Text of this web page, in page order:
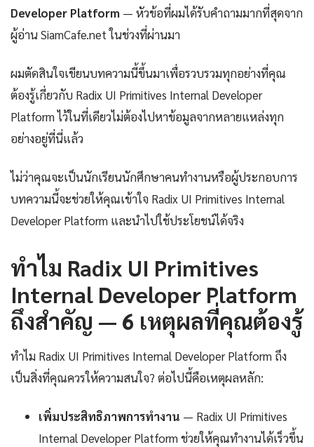
Developer Platform — หัวข้อที่ผมได้รับคำถามมากที่สุดจาก
ผู้อ่าน SiamCafe.net ในช่วงที่ผ่านมา
ผมตัดสินใจเขียนบทความนี้ขึ้นมาเพื่อรวบรวมทุกอย่างที่คุณ
ต้องรู้เกี่ยวกับ Radix UI Primitives Internal Developer
Platform ไว้ในที่เดียวไม่ต้องไปหาข้อมูลจากหลายแหล่งทุก
อย่างอยู่ที่นี่แล้ว
ไม่ว่าคุณจะเป็นนักเรียนนักศึกษาคนทำงานหรือผู้ประกอบการ
บทความนี้จะช่วยให้คุณเข้าใจ Radix UI Primitives Internal
Developer Platform และนำไปใช้ประโยชน์ได้จริง
ทำไม Radix UI Primitives
Internal Developer Platform
ถึงสำคัญ — 6 เหตุผลที่คุณต้องรู้
ทำไม Radix UI Primitives Internal Developer Platform ถึง
เป็นสิ่งที่คุณควรให้ความสนใจ? ต่อไปนี้คือเหตุผลหลัก:
เพิ่มประสิทธิภาพการทำงาน — Radix UI Primitives
Internal Developer Platform ช่วยให้คุณทำงานได้เร็วขึ้น